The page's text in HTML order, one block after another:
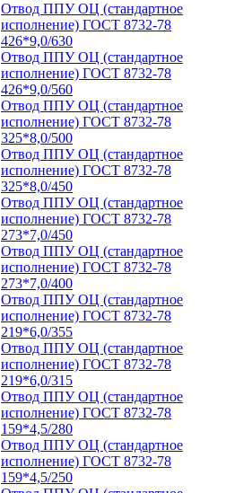
Отвод ППУ ОЦ (стандартное
исполнение) ГОСТ 8732-78
426*9,0/630
Отвод ППУ ОЦ (стандартное
исполнение) ГОСТ 8732-78
426*9,0/560
Отвод ППУ ОЦ (стандартное
исполнение) ГОСТ 8732-78
325*8,0/500
Отвод ППУ ОЦ (стандартное
исполнение) ГОСТ 8732-78
325*8,0/450
Отвод ППУ ОЦ (стандартное
исполнение) ГОСТ 8732-78
273*7,0/450
Отвод ППУ ОЦ (стандартное
исполнение) ГОСТ 8732-78
273*7,0/400
Отвод ППУ ОЦ (стандартное
исполнение) ГОСТ 8732-78
219*6,0/355
Отвод ППУ ОЦ (стандартное
исполнение) ГОСТ 8732-78
219*6,0/315
Отвод ППУ ОЦ (стандартное
исполнение) ГОСТ 8732-78
159*4,5/280
Отвод ППУ ОЦ (стандартное
исполнение) ГОСТ 8732-78
159*4,5/250